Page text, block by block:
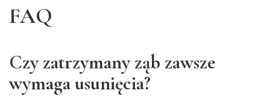
FAQ
Czy zatrzymany ząb zawsze
wymaga usunięcia?